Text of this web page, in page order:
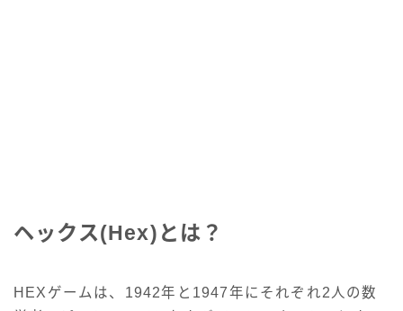
ヘックス(Hex)とは？
HEXゲームは、1942年と1947年にそれぞれ2人の数